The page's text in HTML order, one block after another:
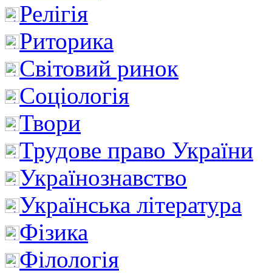
Релігія
Риторика
Світовий ринок
Соціологія
Твори
Трудове право України
Українознавство
Українська література
Фізика
Філологія